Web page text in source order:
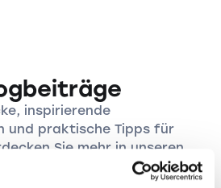
inspirierende
und praktische Tipps für
Sie mehr in unseren